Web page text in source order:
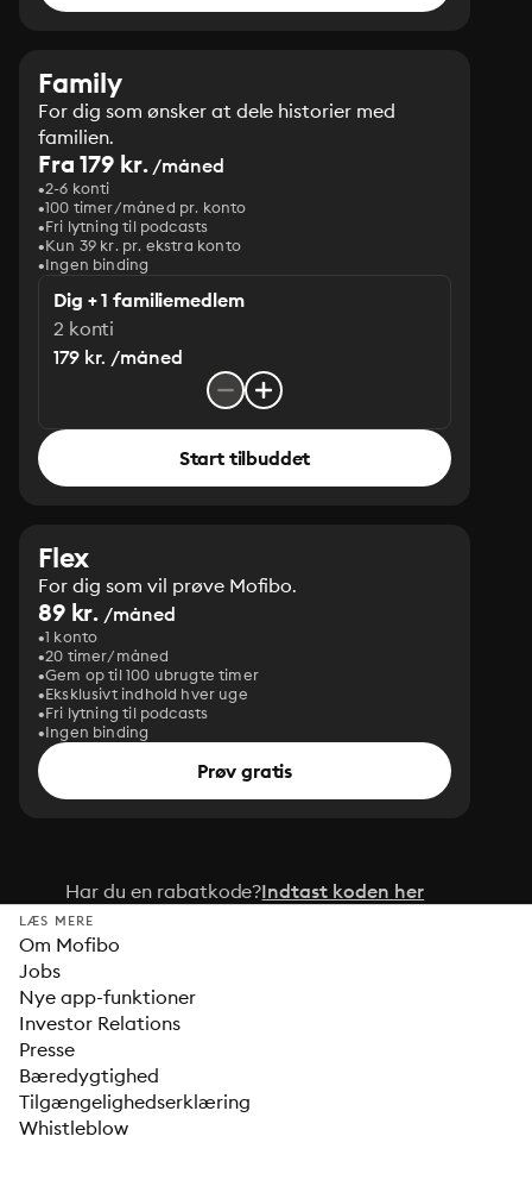
Family
For dig som ønsker at dele historier med
familien.
Fra 179 kr./måned
2-6 konti
100 timer/måned pr. konto
Fri lytning til podcasts
Kun 39 kr. pr. ekstra konto
Ingen binding
Dig + 1 familiemedlem
2 konti
179 kr. /måned
Start tilbuddet
Flex
For dig som vil prøve Mofibo.
89 kr. /måned
1 konto
20 timer/måned
Gem op til 100 ubrugte timer
Eksklusivt indhold hver uge
Fri lytning til podcasts
Ingen binding
Prøv gratis
Har du en rabatkode?Indtast koden her
LÆS MERE
Om Mofibo
Jobs
Nye app-funktioner
Investor Relations
Presse
Bæredygtighed
Tilgængelighedserklæring
Whistleblow